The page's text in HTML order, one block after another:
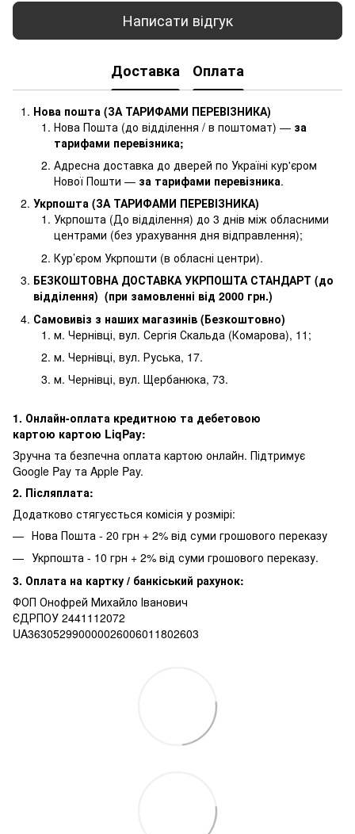
Написати відгук
Доставка Оплата
Нова пошта (ЗА ТАРИФАМИ ПЕРЕВІЗНИКА)
Нова Пошта (до відділення / в поштомат) — за
тарифами перевізника;
Адресна доставка до дверей по Україні кур'єром
Нової Пошти — за тарифами перевізника.
Укрпошта (ЗА ТАРИФАМИ ПЕРЕВІЗНИКА)
Укрпошта (До відділення) до 3 днів між обласними
центрами (без урахування дня відправлення);
Кур’єром Укрпошти (в обласні центри).
БЕЗКОШТОВНА ДОСТАВКА УКРПОШТА СТАНДАРТ (до
відділення) (при замовленні від 2000 грн.)
Самовивіз з наших магазинів (Безкоштовно)
м. Чернівці, вул. Сергія Скальда (Комарова), 11;
м. Чернівці, вул. Руська, 17.
м. Чернівці, вул. Щербанюка, 73.
1. Онлайн-оплата кредитною та дебетовою
картою картою LiqPay:
Зручна та безпечна оплата картою онлайн. Підтримує
Google Pay та Apple Pay.
2. Післяплата:
Додатково стягуєсться комісія у розмірі:
Нова Пошта - 20 грн + 2% від суми грошового переказу
Укрпошта - 10 грн + 2% від суми грошового переказу.
3. Оплата на картку / банкіський рахунок:
ФОП Онофрей Михайло Іванович
ЄДРПОУ 2441112072
UA363052990000026006011802603